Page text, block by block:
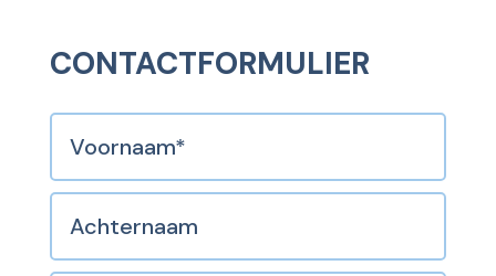
CONTACTFORMULIER